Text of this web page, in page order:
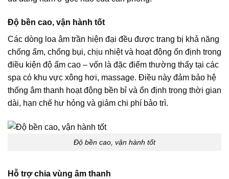
Độ bền cao, vận hành tốt
Các dòng loa âm trần hiện đại đều được trang bị khả năng
chống ẩm, chống bụi, chịu nhiệt và hoạt động ổn định trong
điều kiện độ ẩm cao – vốn là đặc điểm thường thấy tại các
spa có khu vực xông hơi, massage. Điều này đảm bảo hệ
thống âm thanh hoạt động bền bỉ và ổn định trong thời gian
dài, hạn chế hư hỏng và giảm chi phí bảo trì.
Độ bền cao, vận hành tốt
Hỗ trợ chia vùng âm thanh